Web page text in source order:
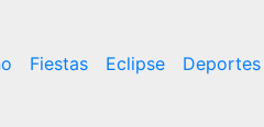
Fiestas Eclipse Deportes